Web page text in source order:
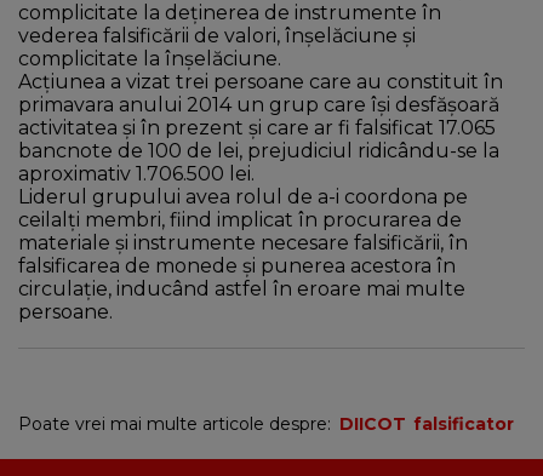
complicitate la deţinerea de instrumente în
vederea falsificării de valori, înşelăciune şi
complicitate la înşelăciune.
Acţiunea a vizat trei persoane care au constituit în
primavara anului 2014 un grup care îşi desfăşoară
activitatea şi în prezent şi care ar fi falsificat 17.065
bancnote de 100 de lei, prejudiciul ridicându-se la
aproximativ 1.706.500 lei.
Liderul grupului avea rolul de a-i coordona pe
ceilalţi membri, fiind implicat în procurarea de
materiale şi instrumente necesare falsificării, în
falsificarea de monede şi punerea acestora în
circulaţie, inducând astfel în eroare mai multe
persoane.
Poate vrei mai multe articole despre: DIICOT falsificator